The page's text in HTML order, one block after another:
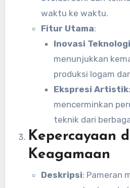
waktu ke waktu.
Fitur Utama:
Inovasi Teknologi
menunjukkan
produksi logam
Ekspresi Artistik
mencerminkan
teknik dari
Kepercayaan
Keagamaan
Deskripsi: Pameran